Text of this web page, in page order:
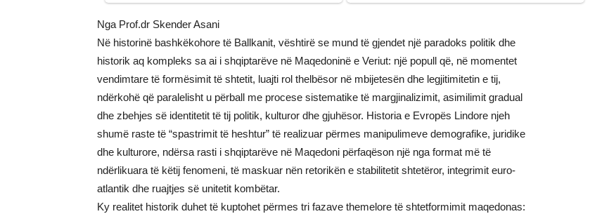
Nga Prof.dr Skender Asani
Në historinë bashkëkohore të Ballkanit, vështirë se mund të gjendet një paradoks politik dhe
historik aq kompleks sa ai i shqiptarëve në Maqedoninë e Veriut: një popull që, në momentet
vendimtare të formësimit të shtetit, luajti rol thelbësor në mbijetesën dhe legjitimitetin e tij,
ndërkohë që paralelisht u përball me procese sistematike të margjinalizimit, asimilimit gradual
dhe zbehjes së identitetit të tij politik, kulturor dhe gjuhësor. Historia e Evropës Lindore njeh
shumë raste të “spastrimit të heshtur” të realizuar përmes manipulimeve demografike, juridike
dhe kulturore, ndërsa rasti i shqiptarëve në Maqedoni përfaqëson një nga format më të
ndërlikuara të këtij fenomeni, të maskuar nën retorikën e stabilitetit shtetëror, integrimit euro-
atlantik dhe ruajtjes së unitetit kombëtar.
Ky realitet historik duhet të kuptohet përmes tri fazave themelore të shtetformimit maqedonas: